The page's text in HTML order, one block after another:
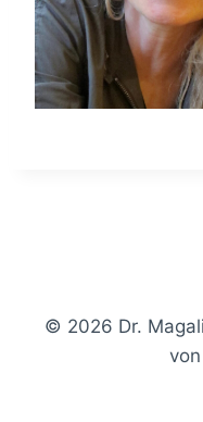
© 2026 Dr.
von